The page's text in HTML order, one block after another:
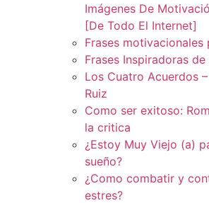
Imágenes De
[De Todo El Internet]
Frases motivacionales
Frases Inspiradoras de
Los Cuatro Acuerdos
Ruiz
Como ser exitoso:
la critica
¿Estoy Muy Viejo (a)
sueño?
¿Como combatir y
estres?